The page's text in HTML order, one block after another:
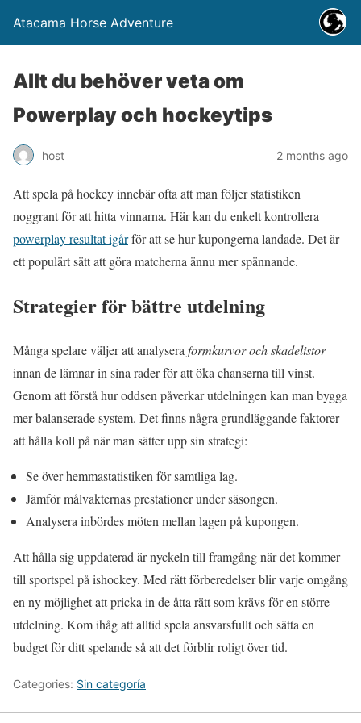
Atacama Horse Adventure
Allt du behöver veta om
Powerplay och hockeytips
host 2 months ago
Att spela på hockey innebär ofta att man följer statistiken
noggrant för att hitta vinnarna. Här kan du enkelt kontrollera
powerplay resultat igårför att se hur kupongerna landade. Det är
ett populärt sätt att göra matcherna ännu mer spännande.
Strategier för bättre utdelning
Många spelare väljer att analysera formkurvor och skadelistor
innan de lämnar in sina rader för att öka chanserna till vinst.
Genom att förstå hur oddsen påverkar utdelningen kan man bygga
mer balanserade system. Det finns några grundläggande faktorer
att hålla koll på när man sätter upp sin strategi:
Se över hemmastatistiken för samtliga lag.
Jämför målvakternas prestationer under säsongen.
Analysera inbördes möten mellan lagen på kupongen.
Att hålla sig uppdaterad är nyckeln till framgång när det kommer
till sportspel på ishockey. Med rätt förberedelser blir varje omgång
en ny möjlighet att pricka in de åtta rätt som krävs för en större
utdelning. Kom ihåg att alltid spela ansvarsfullt och sätta en
budget för ditt spelande så att det förblir roligt över tid.
Categories: Sin categoría